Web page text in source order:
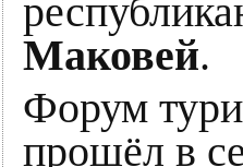
Маковей.
Форум
прошёл в